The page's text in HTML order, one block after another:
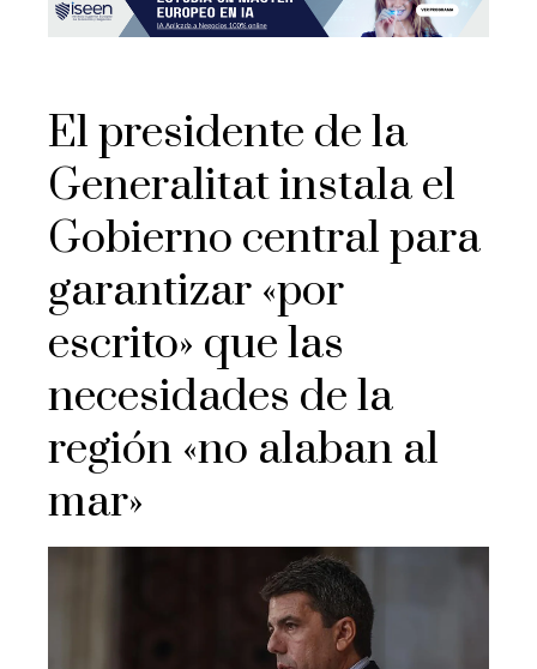
El presidente de la
Generalitat instala el
Gobierno central para
garantizar «por
escrito» que las
necesidades de la
región «no alaban al
mar»